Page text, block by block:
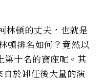
林頓的丈夫，也就是
頓排名如何？竟然以
第十名的寶座呢。其
於卸任後大量的演